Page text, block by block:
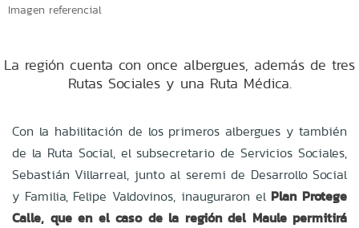
Imagen referencial
La región cuenta con once albergues, además de tres
Rutas Sociales y una Ruta Médica.
Con la habilitación de los primeros albergues y también
de la Ruta Social, el subsecretario de Servicios Sociales,
Sebastián Villarreal, junto al seremi de Desarrollo Social
y Familia, Felipe Valdovinos, inauguraron el Plan Protege
Calle, que en el caso de la región del Maule permitirá